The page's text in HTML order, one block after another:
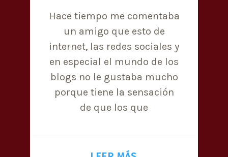
Hace tiempo me comentaba
un amigo que esto de
internet, las redes sociales y
en especial el mundo de los
blogs no le gustaba mucho
porque tiene la sensación
de que los que